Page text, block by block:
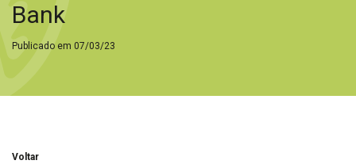
Bank
Publicado em 07/03/23
Voltar